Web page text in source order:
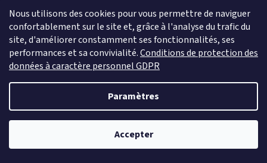
Nous utilisons des cookies pour vous permettre de naviguer
confortablement sur le site et, grâce à l'analyse du trafic du
site, d'améliorer constamment ses fonctionnalités, ses
performances et sa convivialité.Conditions de protection des
données à caractère personnel GDPR
Paramètres
Accepter
Se connecter avec Facebook
Se connecter avec Google
Copyright 2026DENATO. Tous droits réservés.Modifier les
paramètres des cookies
Newsletter